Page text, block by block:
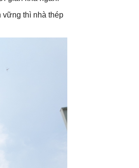
vững thì nhà thép